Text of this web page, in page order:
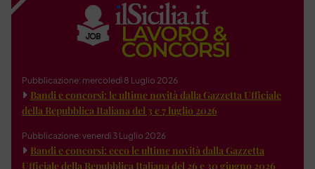
Pubblicazione: mercoledì 8 Luglio 2026
Bandi e concorsi: le ultime novità dalla Gazzetta Ufficiale
della Repubblica Italiana del 3 e 7 luglio 2026
Pubblicazione: venerdì 3 Luglio 2026
Bandi e concorsi: ecco le ultime novità dalla Gazzetta
Ufficiale della Repubblica Italiana del 26 e 30 giugno 2026